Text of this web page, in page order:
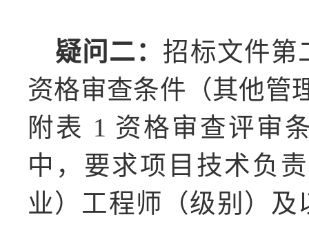
疑问二： 招标文件第
资格审查条件（其他管
附表 1 资格审查评审
中，要求项目技术负
业）工程师（级别）及